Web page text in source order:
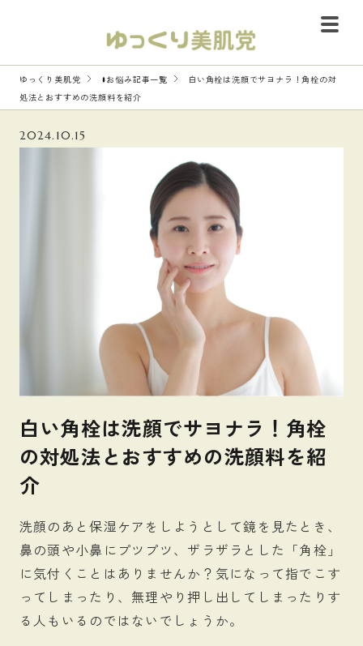
ゆっくり美肌党 #お悩み記事一覧
白い角栓は洗顔でサヨナラ！角栓の対
処法とおすすめの洗顔料を紹介
2024.10.15
白い角栓は洗顔でサヨナラ！角栓
の対処法とおすすめの洗顔料を紹
介
洗顔のあと保湿ケアをしようとして鏡を見たとき、
鼻の頭や小鼻にプツプツ、ザラザラとした「角栓」
に気付くことはありませんか？気になって指でこす
ってしまったり、無理やり押し出してしまったりす
る人もいるのではないでしょうか。